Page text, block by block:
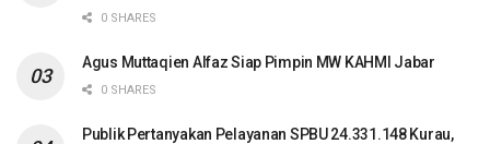
0 SHARES
Agus Muttaqien Alfaz Siap Pimpin MW KAHMI Jabar
0 SHARES
Publik Pertanyakan Pelayanan SPBU 24.331.148 Kurau,